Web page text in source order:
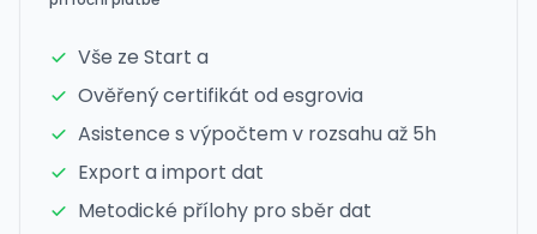
Vše ze Start a
Ověřený certifikát od esgrovia
Asistence s výpočtem v rozsahu až 5h
Export a import dat
Metodické přílohy pro sběr dat